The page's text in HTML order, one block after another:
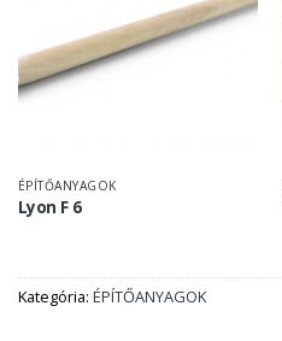
ÉPÍTŐANYAGOK
Lyon F 6
Kategória: ÉPÍTŐANYAGOK